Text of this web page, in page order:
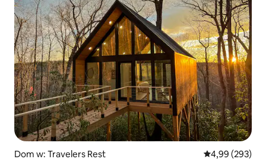
Dom w: Travelers Rest Średnia
4,99 (293)